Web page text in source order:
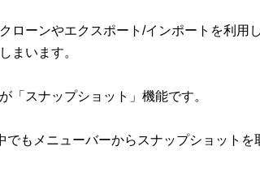
ローンやエクスポート/インポートを利用
まいます。
「スナップショット」機能です。
でもメニューバーからスナップショットを